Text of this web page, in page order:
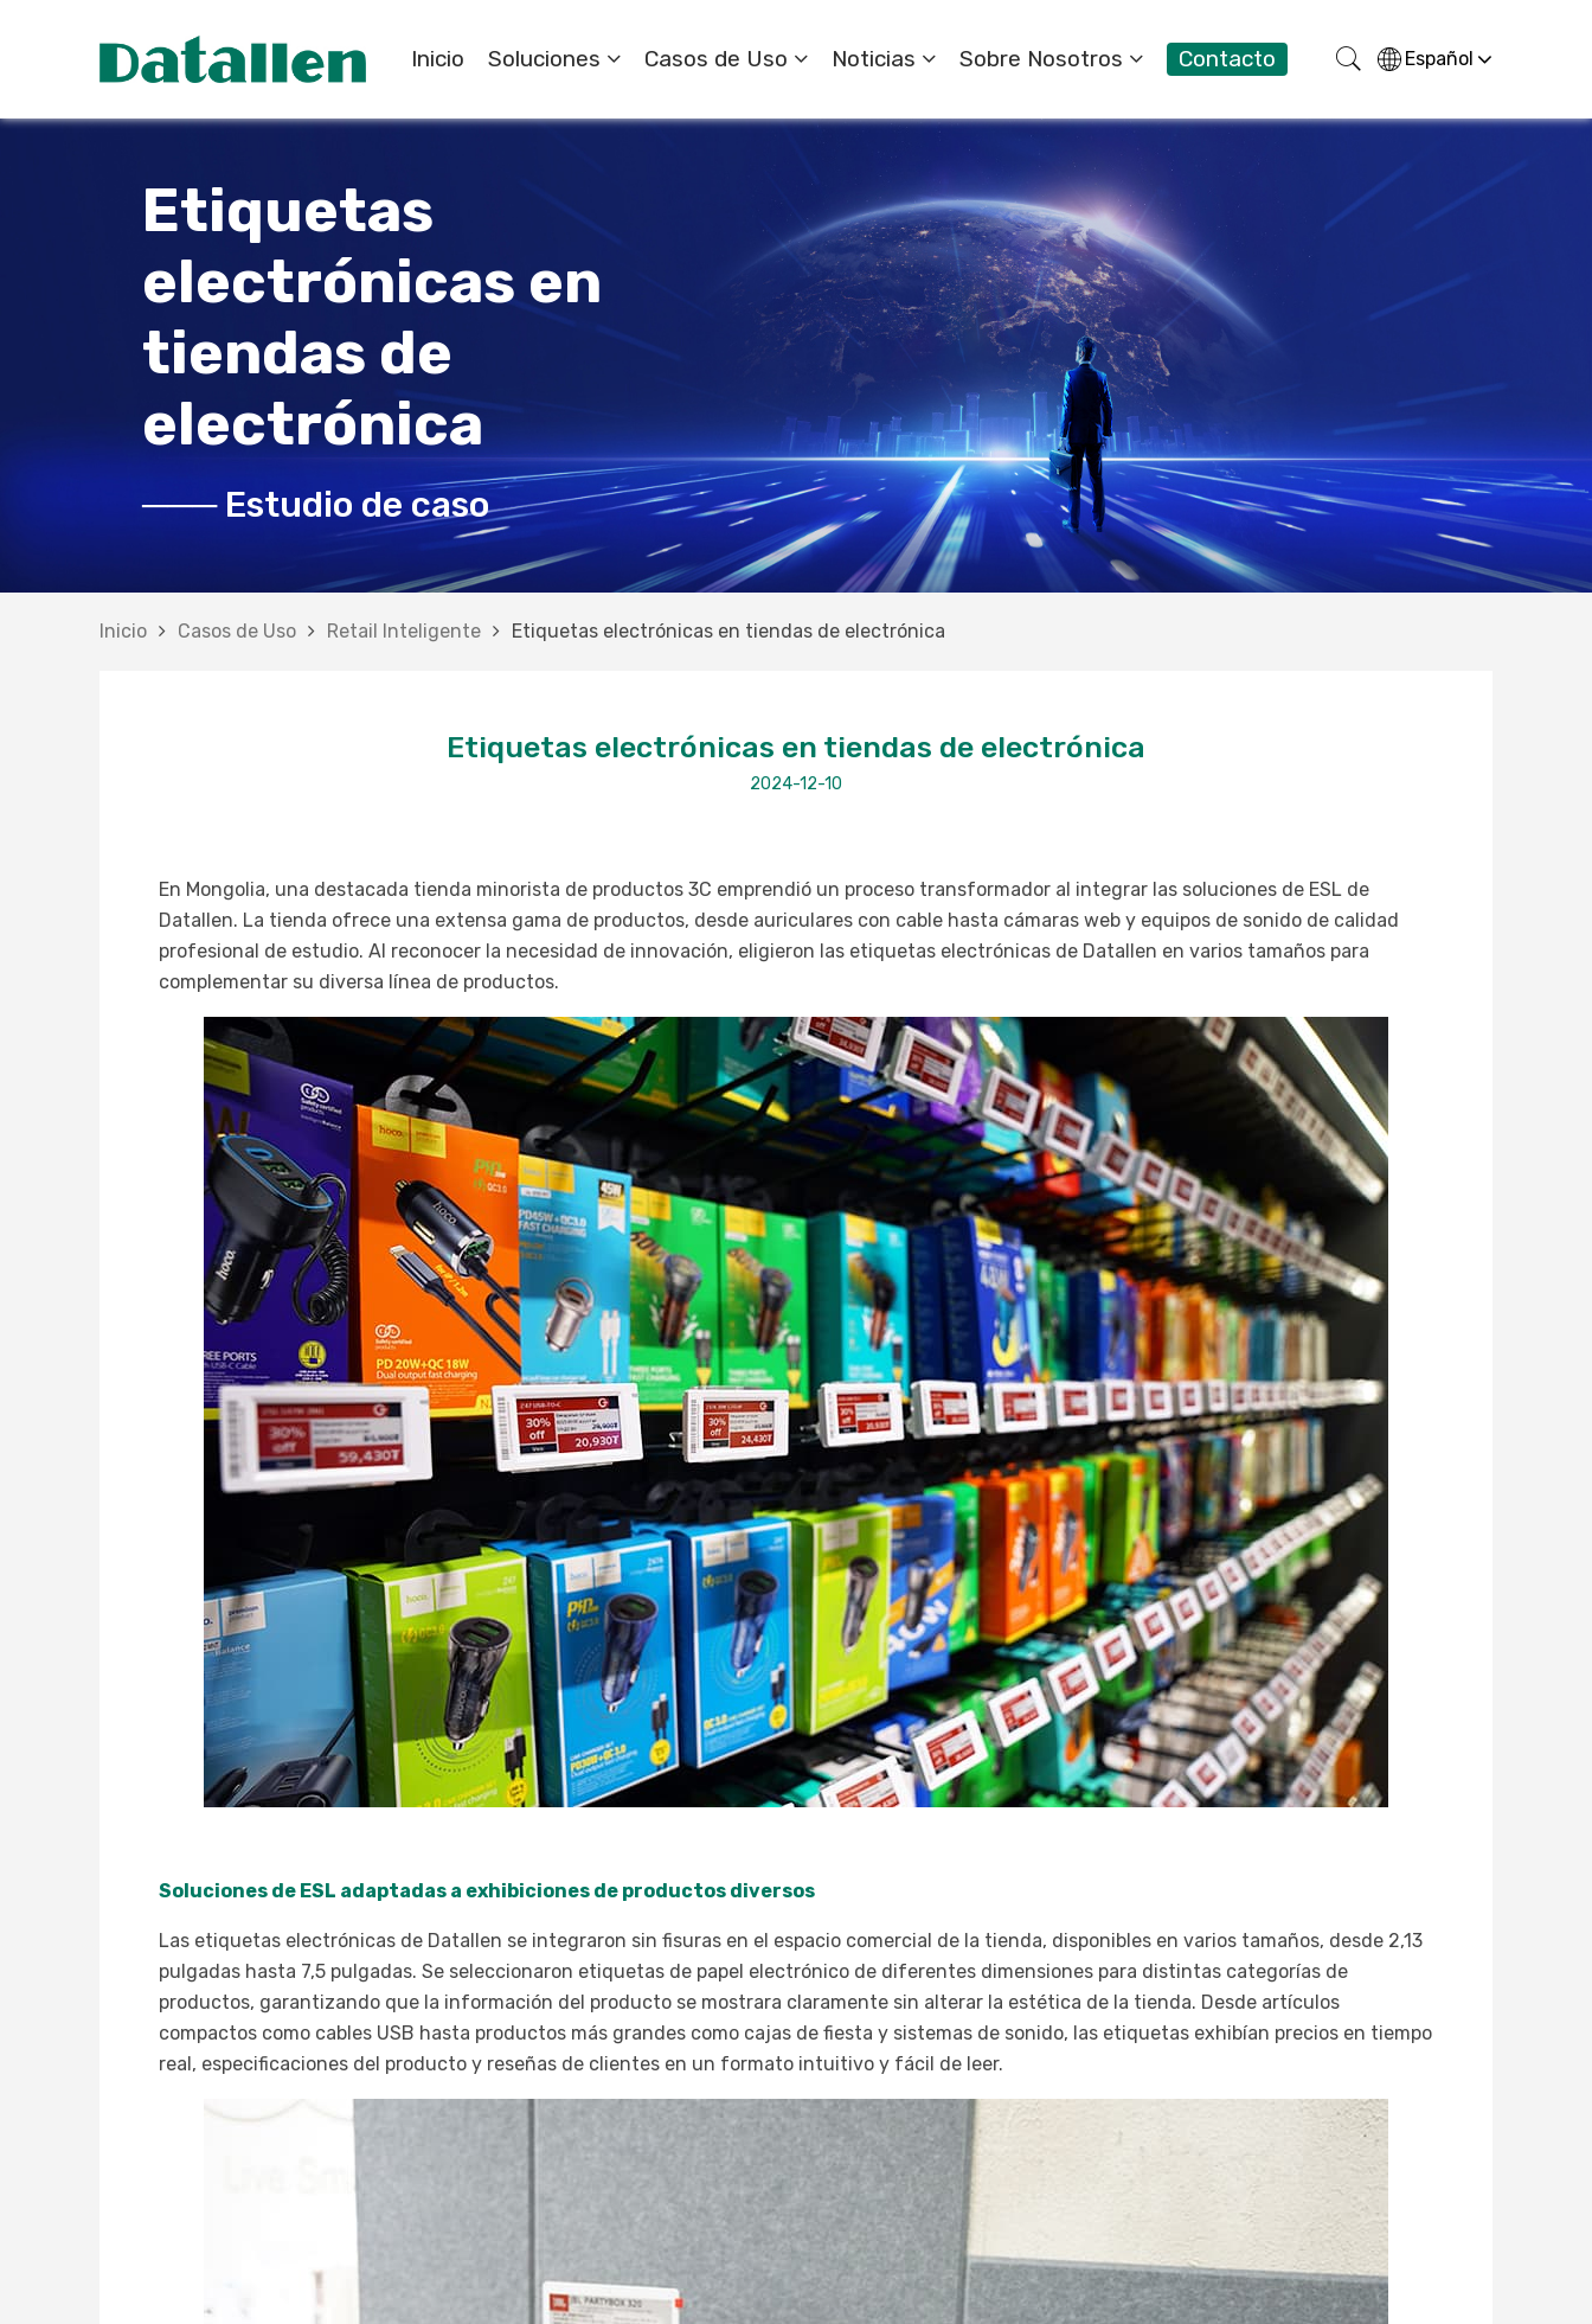
Inicio Soluciones Casos de Uso Noticias Sobre Nosotros Contacto Español
Etiquetas
electrónicas en
tiendas de
electrónica
─── Estudio de caso
Inicio Casos de Uso Retail Inteligente Etiquetas electrónicas en tiendas de electrónica
Etiquetas electrónicas en tiendas de electrónica
2024-12-10
En Mongolia, una destacada tienda minorista de productos 3C emprendió un proceso transformador al integrar las soluciones de ESL de
Datallen. La tienda ofrece una extensa gama de productos, desde auriculares con cable hasta cámaras web y equipos de sonido de calidad
profesional de estudio. Al reconocer la necesidad de innovación, eligieron las etiquetas electrónicas de Datallen en varios tamaños para
complementar su diversa línea de productos.
Soluciones de ESL adaptadas a exhibiciones de productos diversos
Las etiquetas electrónicas de Datallen se integraron sin fisuras en el espacio comercial de la tienda, disponibles en varios tamaños, desde 2,13
pulgadas hasta 7,5 pulgadas. Se seleccionaron etiquetas de papel electrónico de diferentes dimensiones para distintas categorías de
productos, garantizando que la información del producto se mostrara claramente sin alterar la estética de la tienda. Desde artículos
compactos como cables USB hasta productos más grandes como cajas de fiesta y sistemas de sonido, las etiquetas exhibían precios en tiempo
real, especificaciones del producto y reseñas de clientes en un formato intuitivo y fácil de leer.